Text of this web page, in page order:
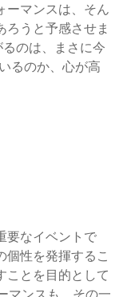
ーマンスは、そん
ろうと予感させま
のは、まさに今
るのか、心が高
要なイベントで
個性を発揮するこ
ことを目的として